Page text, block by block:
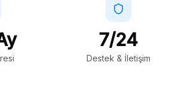
7/24
Destek & İletişim